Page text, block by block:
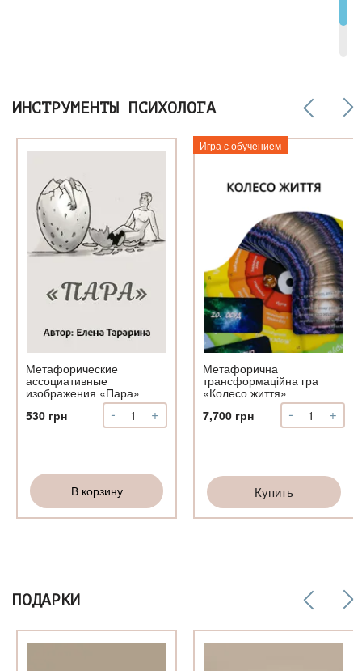
ИНСТРУМЕНТЫ ПСИХОЛОГА
Метафорические
ассоциативные
изображения «Пара»
530 грн -
Количество
Метафорические
«Пара»
+
В корзину
Игра с обучением
Метафорична
трансформаційна гра
«Колесо життя»
7,700 грн -
Количество
«Колесо
+
Купить
ПОДАРКИ